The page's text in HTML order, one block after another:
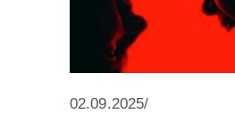
02.09.2025/